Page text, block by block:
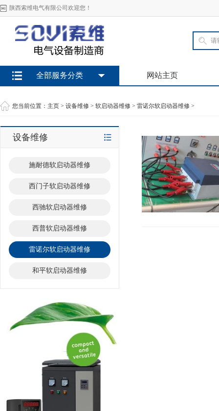
陕西索维电气有限公司欢迎您！
网站主页
全部服务分类
您当前位置： 主页 > 设备维修 > 软启动器维修 > 雷诺尔软启动器维修 >
设备维修
施耐德软启动器维修
西门子软启动器维修
西驰软启动器维修
西普软启动器维修
雷诺尔软启动器维修
和平软启动器维修